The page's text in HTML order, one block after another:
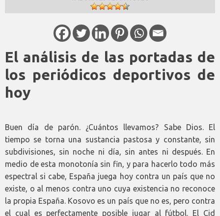
El análisis de las portadas de
los periódicos deportivos de
hoy
Buen día de parón. ¿Cuántos llevamos? Sabe Dios. El
tiempo se torna una sustancia pastosa y constante, sin
subdivisiones, sin noche ni día, sin antes ni después. En
medio de esta monotonía sin fin, y para hacerlo todo más
espectral si cabe, España juega hoy contra un país que no
existe, o al menos contra uno cuya existencia no reconoce
la propia España. Kosovo es un país que no es, pero contra
el cual es perfectamente posible jugar al fútbol. El Cid